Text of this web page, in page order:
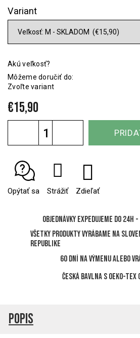
€15,90
Variant
Akú veľkosť?
Môžeme doručiť do:
Zvoľte variant
Opýtať sa Strážiť Zdieľať
Objednávky expedujeme do 24h
Všetky produkty vyrábame na
republike
60 dní na výmenu alebo
Česká bavlna s OEKO-
Popis